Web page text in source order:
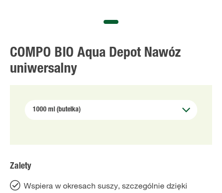
COMPO BIO Aqua Depot Nawóz
uniwersalny
Zalety
Wspiera w okresach suszy, szczególnie dzięki